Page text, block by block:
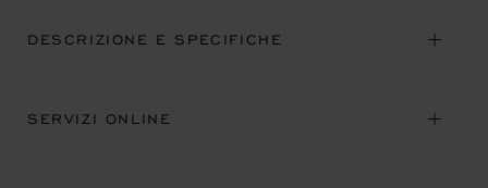
DESCRIZIONE E SPECIFICHE
SERVIZI ONLINE